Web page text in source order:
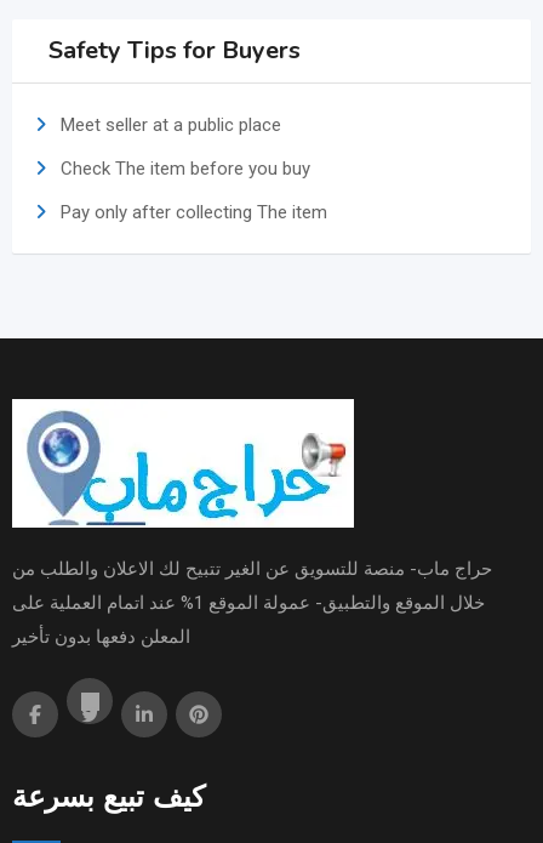
Safety Tips for Buyers
Meet seller at a public place
Check The item before you buy
Pay only after collecting The item
حراج ماب- منصة للتسويق عن الغير تتبيح لك الاعلان والطلب من
خلال الموقع والتطبيق- عمولة الموقع 1% عند اتمام العملية على
المعلن دفعها بدون تأخير
كيف تبيع بسرعة